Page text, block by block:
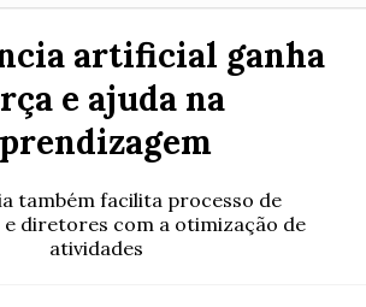
artificial ganha
e ajuda na
também facilita processo de
diretores com a otimização de
atividades